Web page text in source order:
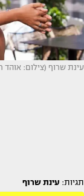
עינת שרוף (צילום: אוהד
תגיות: עינת שרוף